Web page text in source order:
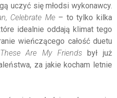
uczyć się młodsi wykonawcy.
Celebrate Me – to tylko kilka
idealnie oddają klimat tego
wieńczącego całość duetu
Are My Friendsbył już
za jakie kocham letnie